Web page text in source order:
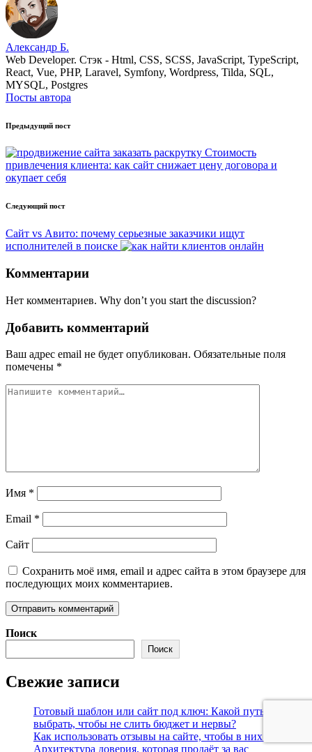
Александр Б.
Web Developer. Стэк - Html, CSS, SCSS, JavaScript, TypeScript,
React, Vue, PHP, Laravel, Symfony, Wordpress, Tilda, SQL,
MYSQL, Postgres
Посты автора
Post
navigation
Предыдущий пост
Стоимость
привлечения клиента: как сайт снижает цену договора и
окупает себя
Следующий пост
Сайт vs Авито: почему серьезные заказчики ищут
исполнителей в поиске
Комментарии
Нет комментариев. Why don’t you start the discussion?
Добавить комментарий
Ваш адрес email не будет опубликован. Обязательные поля
помечены *
Имя *
Email *
Сайт
Сохранить моё имя, email и адрес сайта в этом браузере для
последующих моих комментариев.
Поиск
Поиск
Свежие записи
Готовый шаблон или сайт под ключ: Какой путь
выбрать, чтобы не слить бюджет и нервы?
Как использовать отзывы на сайте, чтобы в них верили:
Архитектура доверия, которая продаёт за вас